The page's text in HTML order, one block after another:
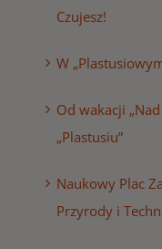
Czujesz!
W
Od wakacji
„Plastusiu”
Naukowy Plac
Przyrody i